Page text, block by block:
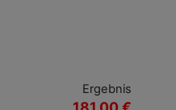
Ergebnis